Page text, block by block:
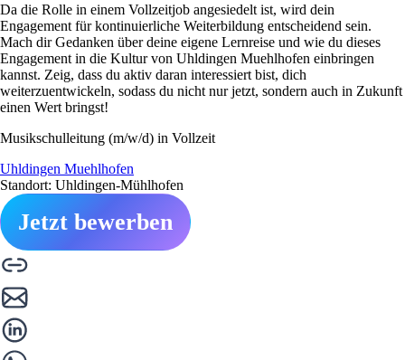
Da die Rolle in einem Vollzeitjob angesiedelt ist, wird dein
Engagement für kontinuierliche Weiterbildung entscheidend sein.
Mach dir Gedanken über deine eigene Lernreise und wie du dieses
Engagement in die Kultur von Uhldingen Muehlhofen einbringen
kannst. Zeig, dass du aktiv daran interessiert bist, dich
weiterzuentwickeln, sodass du nicht nur jetzt, sondern auch in Zukunft
einen Wert bringst!
Musikschulleitung (m/w/d) in Vollzeit
Uhldingen Muehlhofen
Standort: Uhldingen-Mühlhofen
Jetzt bewerben